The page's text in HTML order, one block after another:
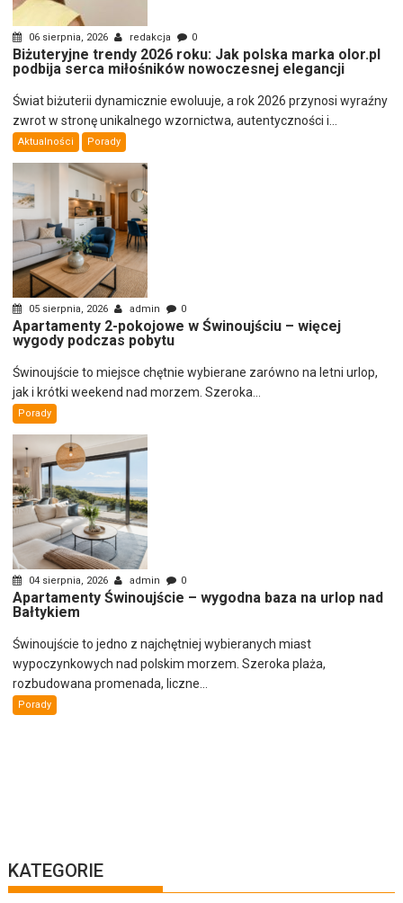
06 sierpnia, 2026 redakcja 0
Biżuteryjne trendy 2026 roku: Jak polska marka olor.pl
podbija serca miłośników nowoczesnej elegancji
Świat biżuterii dynamicznie ewoluuje, a rok 2026 przynosi wyraźny
zwrot w stronę unikalnego wzornictwa, autentyczności i...
Aktualności Porady
05 sierpnia, 2026 admin 0
Apartamenty 2-pokojowe w Świnoujściu – więcej
wygody podczas pobytu
Świnoujście to miejsce chętnie wybierane zarówno na letni urlop,
jak i krótki weekend nad morzem. Szeroka...
Porady
04 sierpnia, 2026 admin 0
Apartamenty Świnoujście – wygodna baza na urlop nad
Bałtykiem
Świnoujście to jedno z najchętniej wybieranych miast
wypoczynkowych nad polskim morzem. Szeroka plaża,
rozbudowana promenada, liczne...
Porady
KATEGORIE